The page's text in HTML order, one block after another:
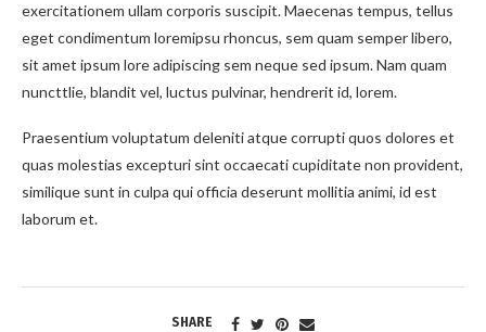
exercitationem ullam corporis suscipit. Maecenas tempus, tellus
eget condimentum loremipsu rhoncus, sem quam semper libero,
sit amet ipsum lore adipiscing sem neque sed ipsum. Nam quam
nuncttlie, blandit vel, luctus pulvinar, hendrerit id, lorem.
Praesentium voluptatum deleniti atque corrupti quos dolores et
quas molestias excepturi sint occaecati cupiditate non provident,
similique sunt in culpa qui officia deserunt mollitia animi, id est
laborum et.
SHARE